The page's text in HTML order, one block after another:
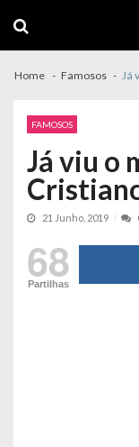
navigation
content
Home Famosos Já
FAMOSOS
Já viu o
21 Junho, 2019
68
Partilhas